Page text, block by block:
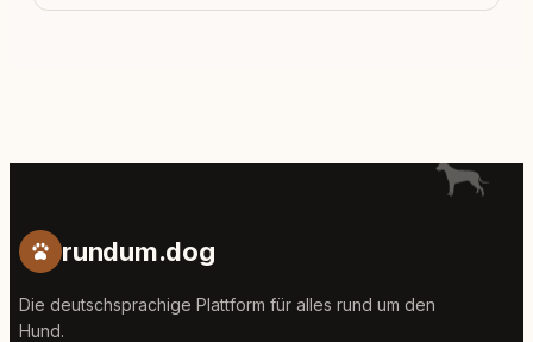
rundum.dog
Die deutschsprachige Plattform für alles rund um den
Hund.